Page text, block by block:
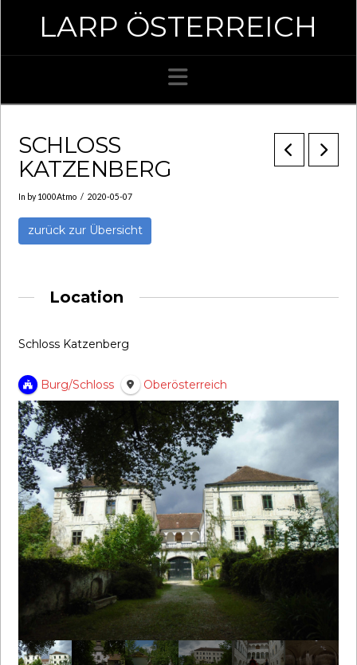
LARP ÖSTERREICH
Navigation
SCHLOSS
KATZENBERG
In by 1000Atmo 2020-05-07
zurück zur Übersicht
Location
Schloss Katzenberg
Burg/Schloss Oberösterreich